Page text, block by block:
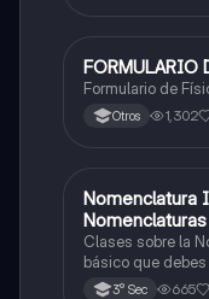
Física
FORMULARIO
Formulario de
Otros 1,302
Química
Nomenclatura
Hidróxido o
Clases sobre la
básico que
2025)3° Sec 665